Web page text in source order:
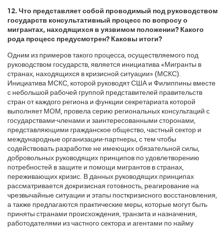
12. Что представляет собой проводимый под руководством
государств консультативный процесс по вопросу о
мигрантах, находящихся в уязвимом положении? Какого
рода процесс предусмотрен? Каковы итоги?
Одним из примеров такого процесса, осуществляемого под
руководством государств, является инициатива «Мигранты в
странах, находящихся в кризисной ситуации» (МСКС).
Инициатива МСКС, которой руководят США и Филиппины вместе
с небольшой рабочей группой представителей правительств
стран от каждого региона и функции секретариата которой
выполняет МОМ, провела серию региональных консультаций с
государствами-членами и заинтересованными сторонами,
представляющими гражданское общество, частный сектор и
международные организации-партнеры, с тем чтобы
содействовать разработке не имеющих обязательной силы,
добровольных руководящих принципов по удовлетворению
потребностей в защите и помощи мигрантов в странах,
переживающих кризис. В данных руководящих принципах
рассматривается докризисная готовность, реагирование на
чрезвычайные ситуации и этапы посткризисного восстановления,
а также предлагаются практические меры, которые могут быть
приняты странами происхождения, транзита и назначения,
работодателями из частного сектора и агентами по найму